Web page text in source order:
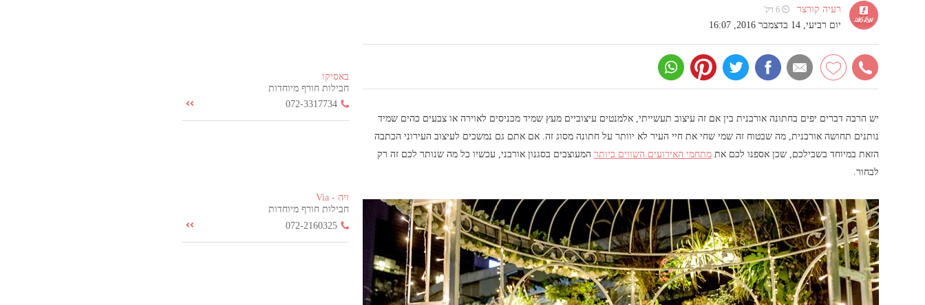
רעיה קורצר ⏲ 6 דק'
יום רביעי, 14 בדצמבר 2016, 16:07
יש הרבה דברים יפים בחתונה אורבנית בין אם זה עיצוב תעשייתי, אלמנטים עיצוביים מעץ שמיד מכניסים לאוירה או צבעים כהים שמיד
נותנים תחושה אורבנית, מה שבטוח זה שמי שחי את חיי העיר לא יוותר על חתונה מסוג זה. אם אתם גם נמשכים לעיצוב העירוני הכתבה
הזאת במיוחד בשבילכם, שכן אספנו לכם אתמתחמי האירועים השווים ביותר המעוצבים בסגנון אורבני, עכשיו כל מה שנותר לכם זה רק
לבחור.
באסיקו
חבילות חורף מיוחדות
072-3317734
ויה - Via
חבילות חורף מיוחדות
072-2160325